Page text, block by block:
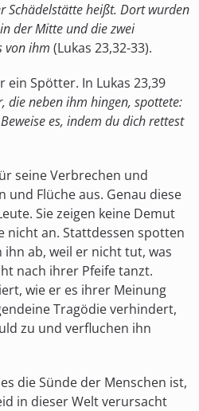
Schädelstätte heißt. Dort wurden
der Mitte und die zwei
von ihm (Lukas 23,32-33).
Spötter. In Lukas 23,39
die neben ihm hingen, spottete:
es, indem du dich rettest
seine Verbrechen und
und Flüche aus. Genau diese
Sie zeigen keine Demut
nicht an. Stattdessen spotten
ab, weil er nicht tut, was
nach ihrer Pfeife tanzt.
wie er es ihrer Meinung
Tragödie verhindert,
zu und verfluchen ihn
die Sünde der Menschen ist,
in dieser Welt verursacht